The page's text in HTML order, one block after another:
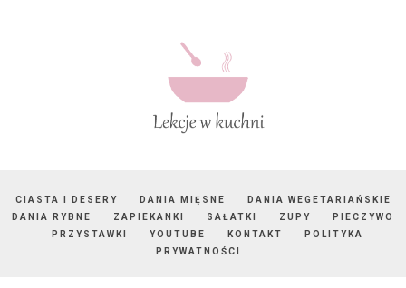
CIASTA I DESERY DANIA MIĘSNE
DANIA WEGETARIAŃSKIE
DANIA RYBNE
ZAPIEKANKI SAŁATKI ZUPY
PIECZYWO
PRZYSTAWKI
YOUTUBE KONTAKT
POLITYKA
PRYWATNOŚCI